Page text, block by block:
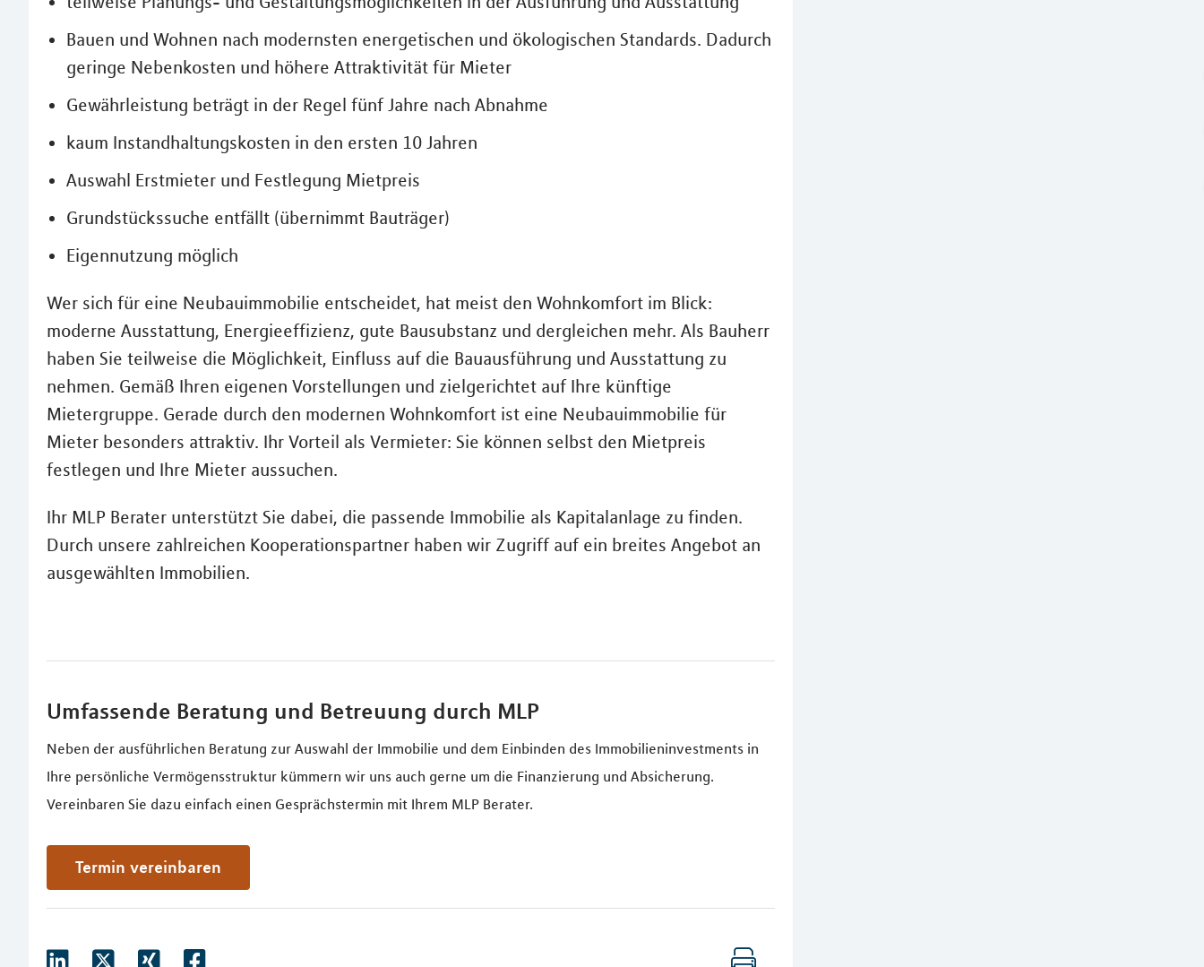
Bauen und Wohnen nach modernsten energetischen und ökologischen Standards. Dadurch
geringe Nebenkosten und höhere Attraktivität für Mieter
Gewährleistung beträgt in der Regel fünf Jahre nach Abnahme
kaum Instandhaltungskosten in den ersten 10 Jahren
Auswahl Erstmieter und Festlegung Mietpreis
Grundstückssuche entfällt (übernimmt Bauträger)
Eigennutzung möglich
Wer sich für eine Neubauimmobilie entscheidet, hat meist den Wohnkomfort im Blick:
moderne Ausstattung, Energieeffizienz, gute Bausubstanz und dergleichen mehr. Als Bauherr
haben Sie teilweise die Möglichkeit, Einfluss auf die Bauausführung und Ausstattung zu
nehmen. Gemäß Ihren eigenen Vorstellungen und zielgerichtet auf Ihre künftige
Mietergruppe. Gerade durch den modernen Wohnkomfort ist eine Neubauimmobilie für
Mieter besonders attraktiv. Ihr Vorteil als Vermieter: Sie können selbst den Mietpreis
festlegen und Ihre Mieter aussuchen.
Ihr MLP Berater unterstützt Sie dabei, die passende Immobilie als Kapitalanlage zu finden.
Durch unsere zahlreichen Kooperationspartner haben wir Zugriff auf ein breites Angebot an
ausgewählten Immobilien.
Umfassende Beratung und Betreuung durch MLP
Neben der ausführlichen Beratung zur Auswahl der Immobilie und dem Einbinden des Immobilieninvestments in
Ihre persönliche Vermögensstruktur kümmern wir uns auch gerne um die Finanzierung und Absicherung.
Vereinbaren Sie dazu einfach einen Gesprächstermin mit Ihrem MLP Berater.
Termin vereinbaren